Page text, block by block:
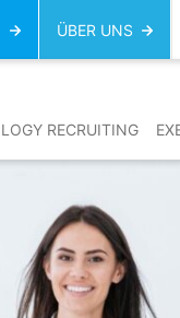
ÜBER UNS
RECRUITING